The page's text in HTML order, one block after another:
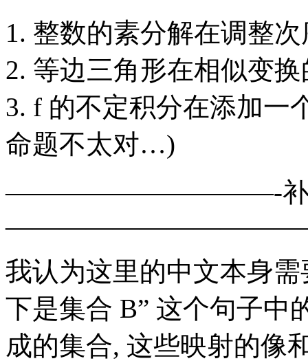
1. 整数的素分解在调整
2. 等边三角形在相似变
3. f 的不定积分在添加一
命题不太对…)
——————————-补
我认为这里的中文本身
下是集合 B” 这个句子中
成的集合, 这些映射的像